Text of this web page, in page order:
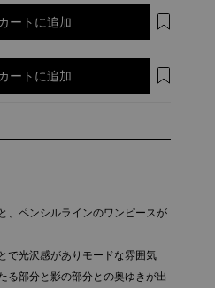
カートに追加
カートに追加
、ペンシルラインのワンピースが
で光沢感がありモードな雰囲気
る部分と影の部分との奥ゆきが出